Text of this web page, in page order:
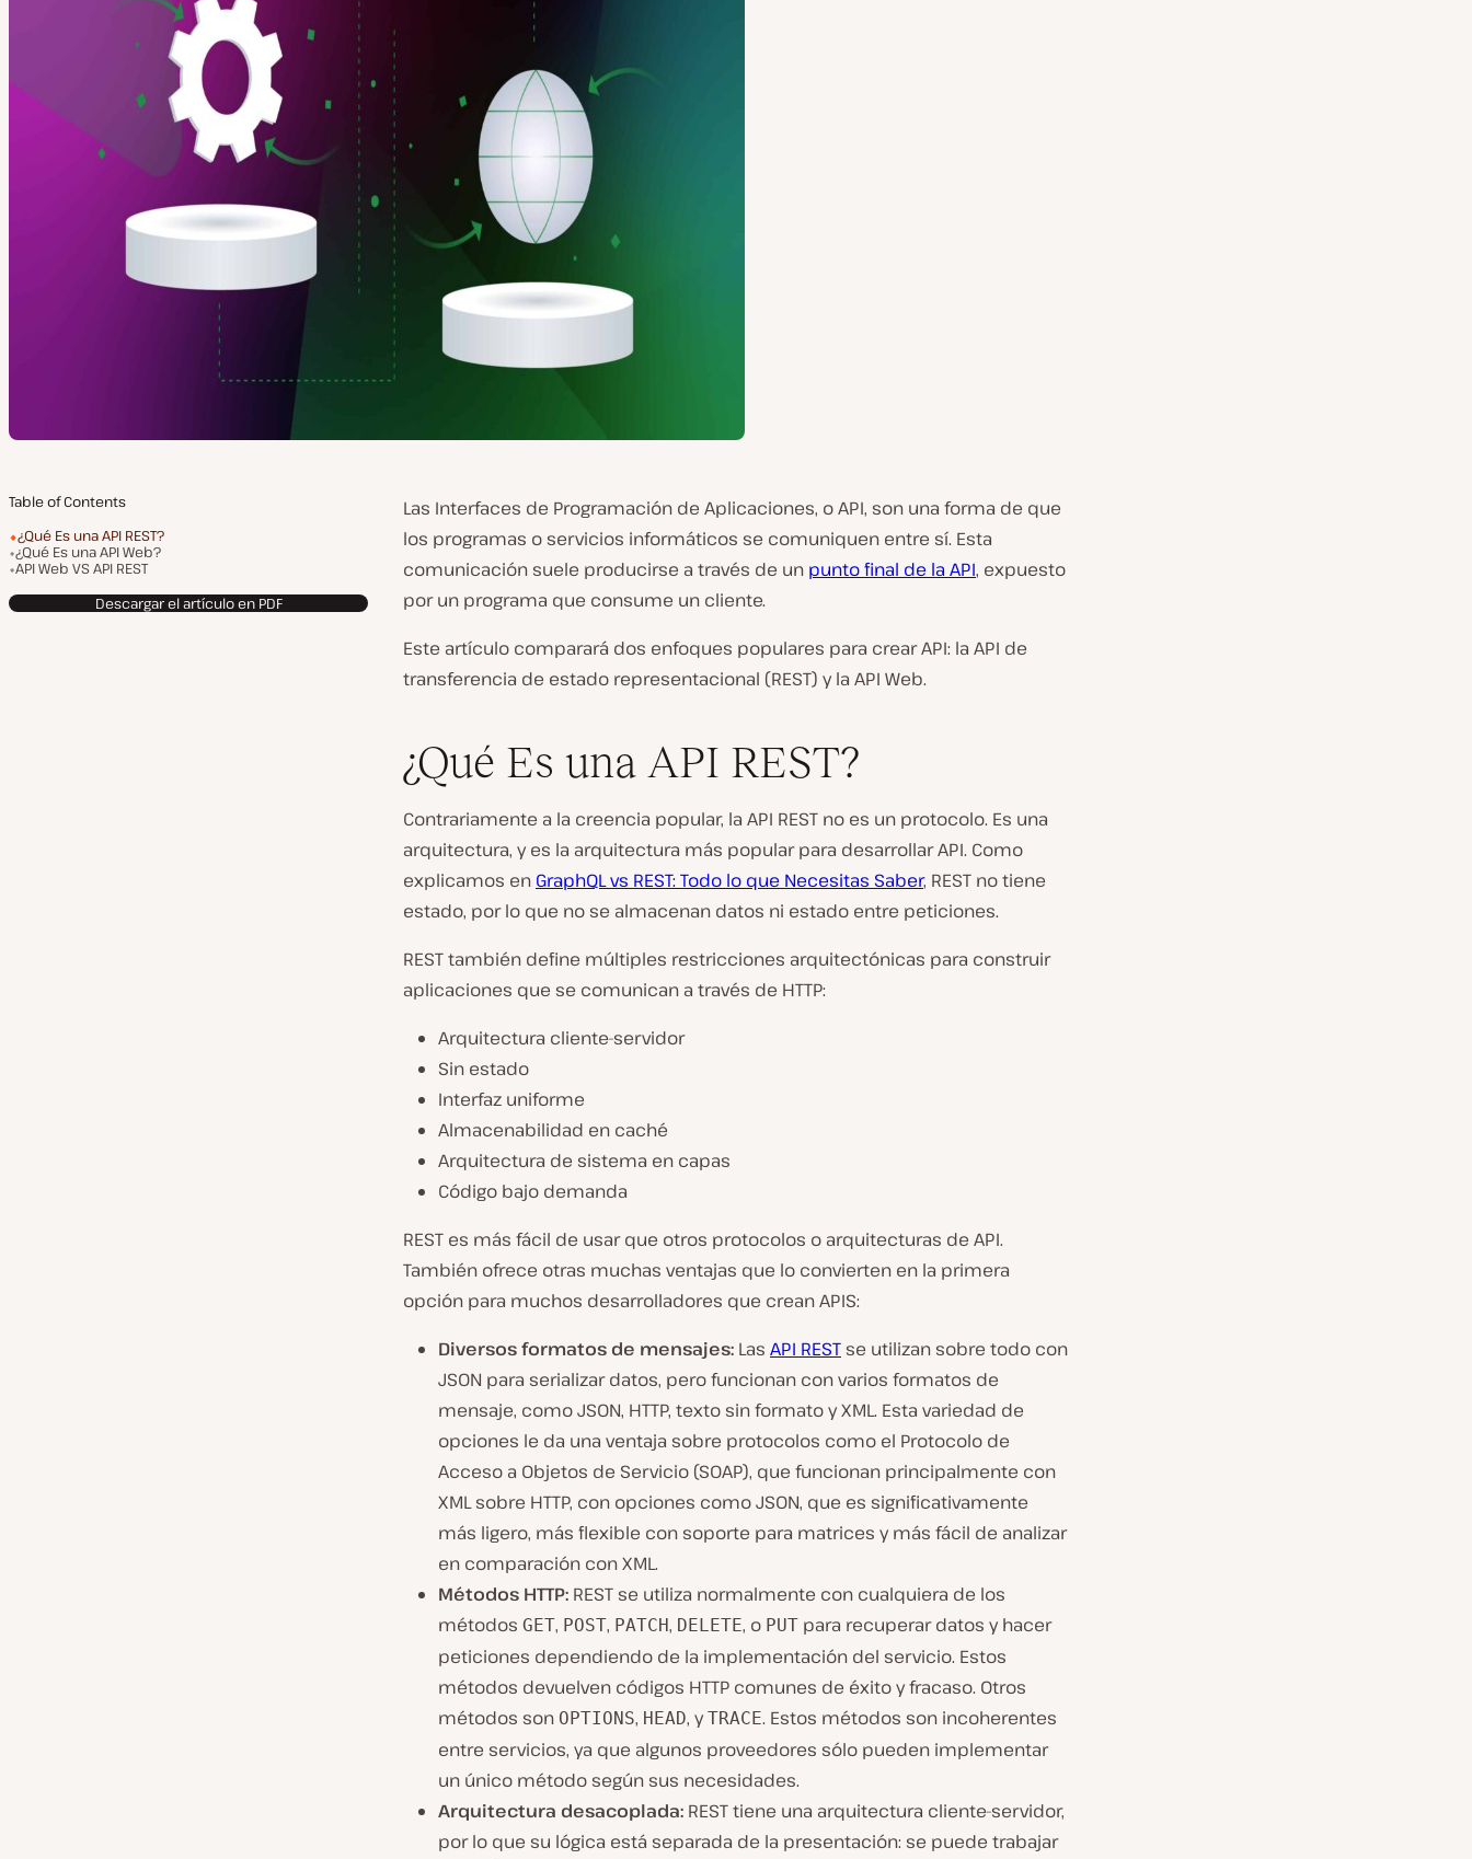
Table of Contents
¿Qué Es una API REST?
¿Qué Es una API Web?
API Web VS API REST
Descargar el artículo en PDF
Las Interfaces de Programación de Aplicaciones, o API, son una forma de que
los programas o servicios informáticos se comuniquen entre sí. Esta
comunicación suele producirse a través de un punto final de la API, expuesto
por un programa que consume un cliente.
Este artículo comparará dos enfoques populares para crear API: la API de
transferencia de estado representacional (REST) y la API Web.
¿Qué Es una API REST?
Contrariamente a la creencia popular, la API REST no es un protocolo. Es una
arquitectura, y es la arquitectura más popular para desarrollar API. Como
explicamos en GraphQL vs REST: Todo lo que Necesitas Saber, REST no tiene
estado, por lo que no se almacenan datos ni estado entre peticiones.
REST también define múltiples restricciones arquitectónicas para construir
aplicaciones que se comunican a través de HTTP:
Arquitectura cliente-servidor
Sin estado
Interfaz uniforme
Almacenabilidad en caché
Arquitectura de sistema en capas
Código bajo demanda
REST es más fácil de usar que otros protocolos o arquitecturas de API.
También ofrece otras muchas ventajas que lo convierten en la primera
opción para muchos desarrolladores que crean APIS:
Diversos formatos de mensajes: Las API REST se utilizan sobre todo con
JSON para serializar datos, pero funcionan con varios formatos de
mensaje, como JSON, HTTP, texto sin formato y XML. Esta variedad de
opciones le da una ventaja sobre protocolos como el Protocolo de
Acceso a Objetos de Servicio (SOAP), que funcionan principalmente con
XML sobre HTTP, con opciones como JSON, que es significativamente
más ligero, más flexible con soporte para matrices y más fácil de analizar
en comparación con XML.
Métodos HTTP: REST se utiliza normalmente con cualquiera de los
métodos GET, POST, PATCH, DELETE, o PUT para recuperar datos y hacer
peticiones dependiendo de la implementación del servicio. Estos
métodos devuelven códigos HTTP comunes de éxito y fracaso. Otros
métodos son OPTIONS, HEAD, yTRACE. Estos métodos son incoherentes
entre servicios, ya que algunos proveedores sólo pueden implementar
un único método según sus necesidades.
Arquitectura desacoplada: REST tiene una arquitectura cliente-servidor,
por lo que su lógica está separada de la presentación: se puede trabajar